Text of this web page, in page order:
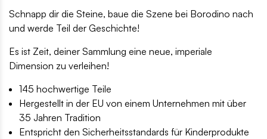
Schnapp dir die Steine, baue die Szene bei Borodino nach
und werde Teil der Geschichte!
Es ist Zeit, deiner Sammlung eine neue, imperiale
Dimension zu verleihen!
145 hochwertige Teile
Hergestellt in der EU von einem Unternehmen mit über
35 Jahren Tradition
Entspricht den Sicherheitsstandards für Kinderprodukte